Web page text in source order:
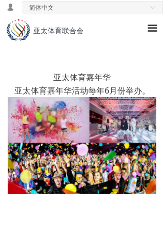
ꀅ
简体中文
넙
끀
首页
ꁕ主席致辞
中国领导小组
ꁕ专业委员会
ꄃ新闻速递
ꄃ公益活动
ꄃ国际交流
亚太体育联合会
亚太体育嘉年华
亚太体育嘉年华活动每年6月份举办。